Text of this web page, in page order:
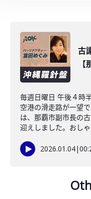
古
毎週日曜日 午後４時
空港の滑走路が一望
は、那覇市副市長の
迎えしました。おし
2026.01.04|